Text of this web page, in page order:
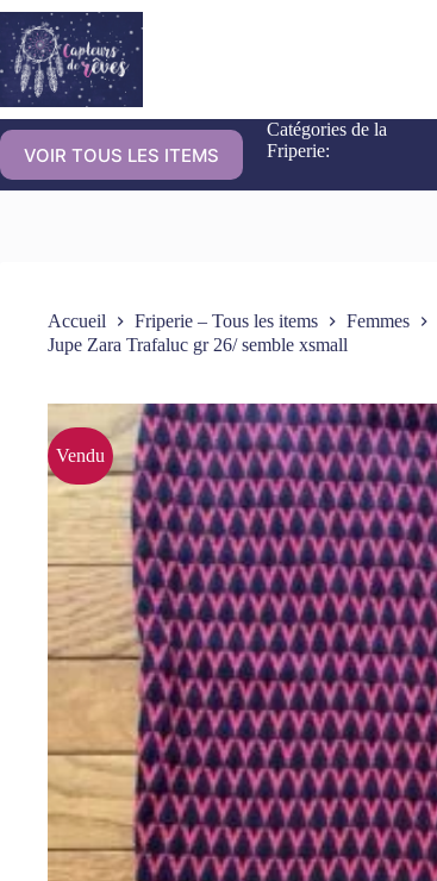
VOIR TOUS LES ITEMS
Catégories de la
Friperie:
Accueil Friperie – Tous les items Femmes
Jupe Zara Trafaluc gr 26/ semble xsmall
Vendu